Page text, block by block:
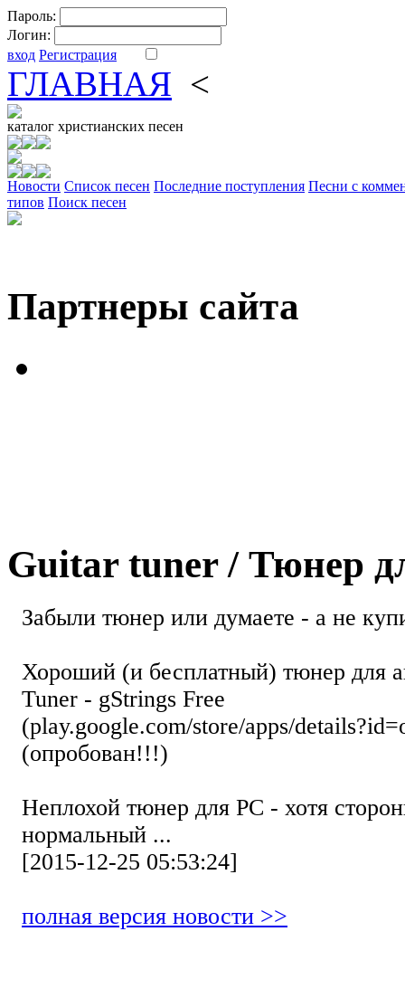
Пароль:
Логин:
вход Регистрация
ГЛАВНАЯ <
каталог христианских песен
Новости Cписок песен Последние поступления Песни с
типов Поиск песен
Партнеры сайта
Guitar tuner / Тюнер
Забыли тюнер или думаете - а не
Хороший (и бесплатный) тюнер для
Tuner - gStrings Free
(play.google.com/store/apps/
(опробован!!!)
Неплохой тюнер для РС - хотя
нормальный ...
[2015-12-25 05:53:24]
полная версия новости >>